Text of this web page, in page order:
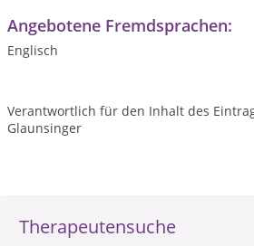
Therapeutensuche
Angebotene Fremdsprachen:
Englisch
Verantwortlich für den Inhalt des
Glaunsinger